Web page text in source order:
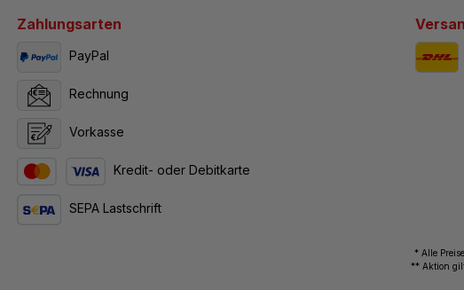
Zahlungsarten
PayPal
Rechnung
Vorkasse
Kredit- oder Debitkarte
SEPA Lastschrift
* Alle
** Aktion